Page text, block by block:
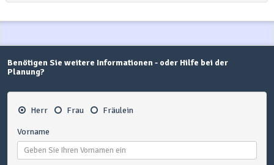
Benötigen Sie weitere Informationen - oder Hilfe bei der
Planung?
Herr Frau Fräulein
Vorname